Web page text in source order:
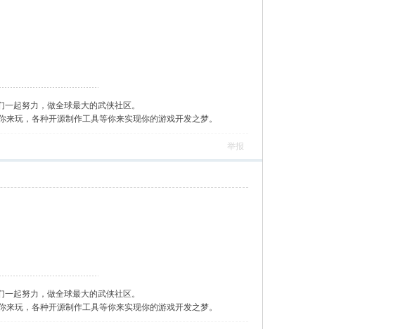
起努力，做全球最大的武侠社区。
玩，各种开源制作工具等你来实现你的游戏开发之梦。
举报
起努力，做全球最大的武侠社区。
玩，各种开源制作工具等你来实现你的游戏开发之梦。